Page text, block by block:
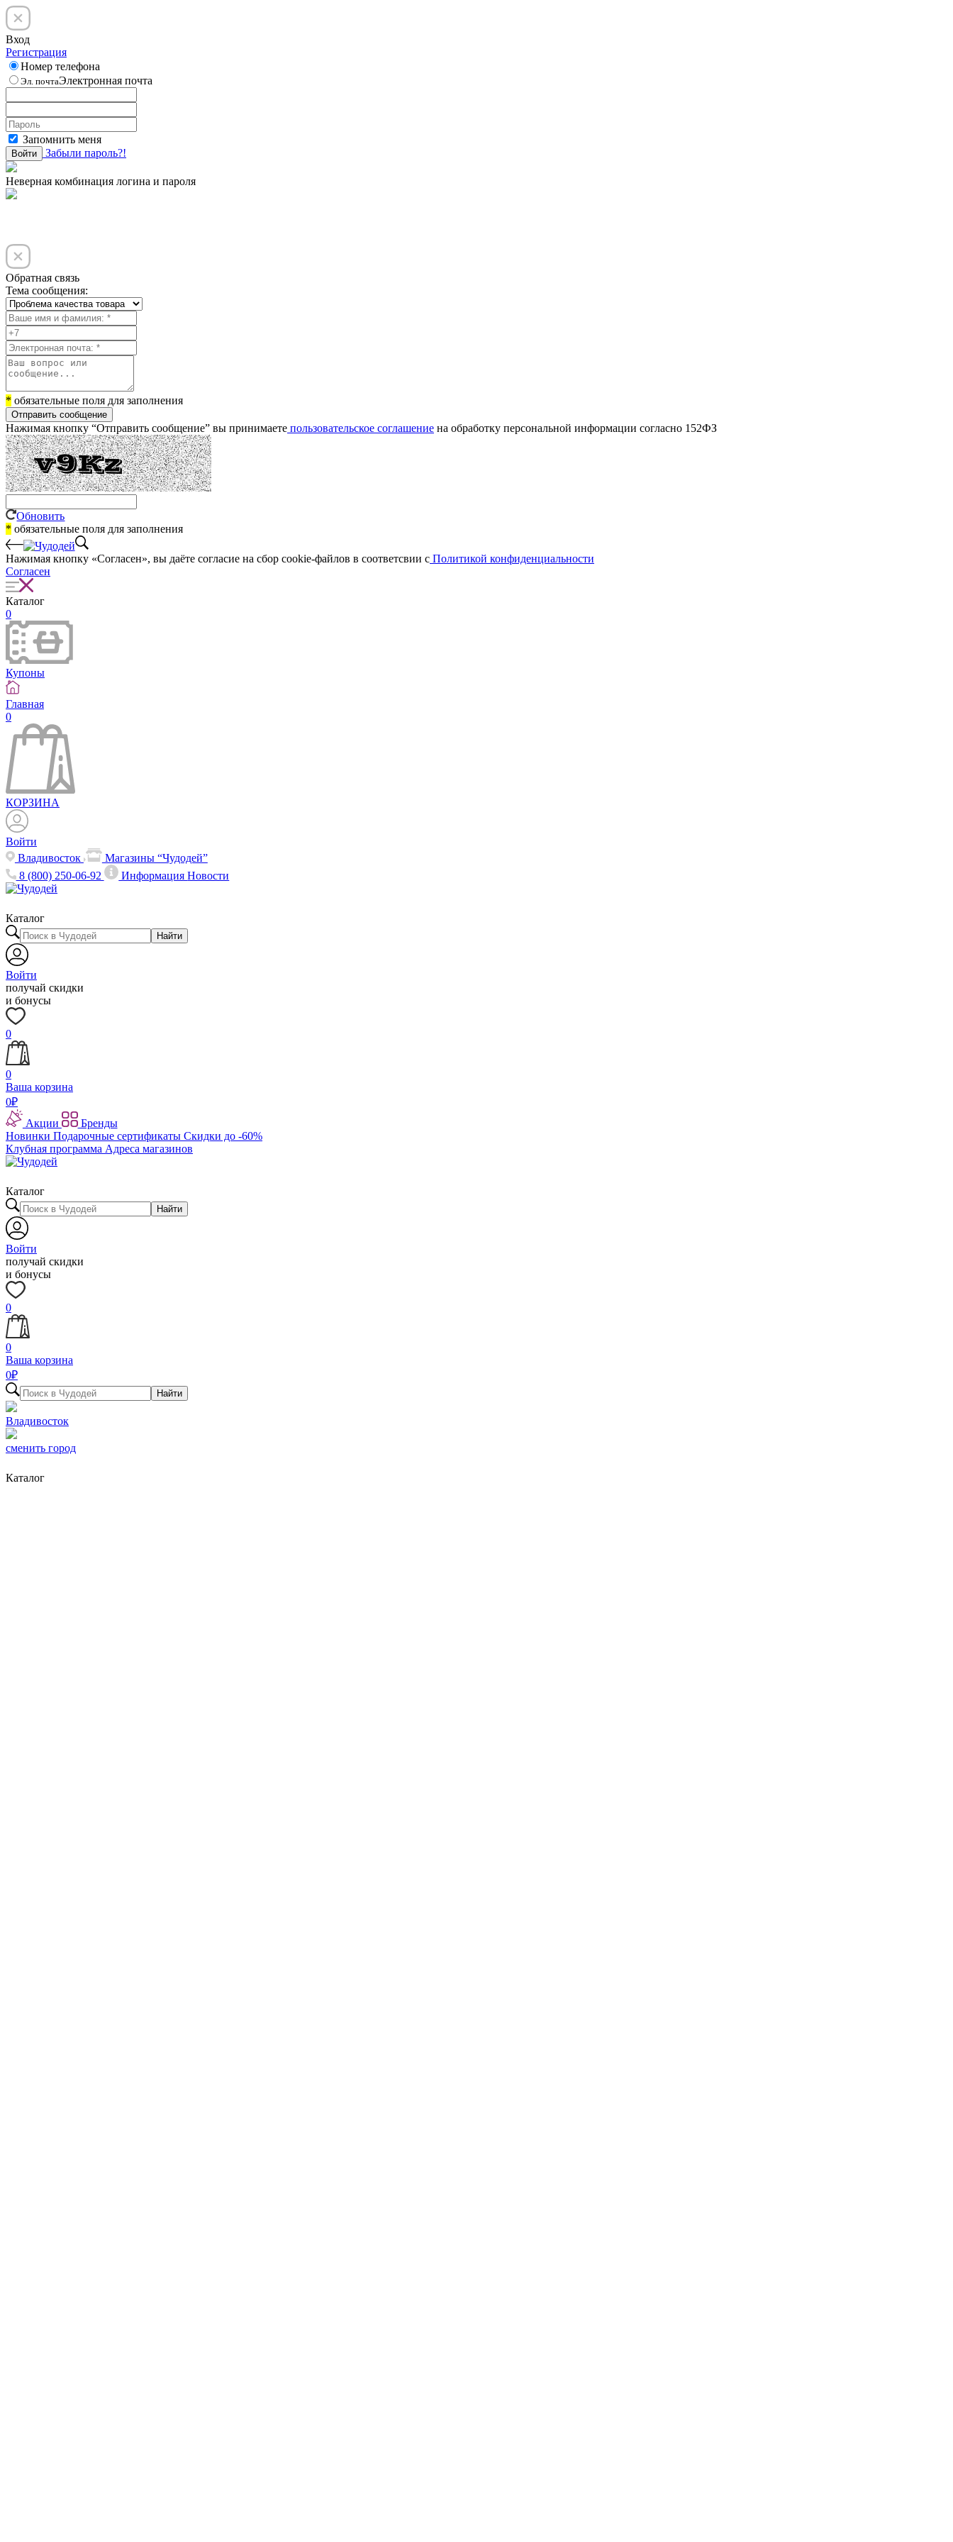
Вход
Регистрация
Номер телефона
Эл. почтаЭлектронная почта
Запомнить меня
Войти Забыли пароль?!
Неверная комбинация логина и пароля
Обратная связь
Тема сообщения:
* обязательные поля для заполнения
Отправить сообщение
Нажимая кнопку “Отправить сообщение” вы принимаете пользовательское соглашение на обработку персональной информации согласно 152ФЗ
Обновить
* обязательные поля для заполнения
Нажимая кнопку «Согласен», вы даёте cогласие на сбор cookie-файлов в соответсвии с Политикой конфиденциальности
Согласен
Каталог
0
Купоны
Главная
0
КОРЗИНА
Войти
Владивосток
Магазины “Чудодей”
8 (800) 250-06-92
ИнформацияНовости
Каталог
Найти
Войти
получай скидки
и бонусы
0
0
Ваша корзина
0₽
Акции
Бренды
Новинки Подарочные сертификаты Скидки до -60%
Клубная программа Адреса магазинов
Каталог
Найти
Войти
получай скидки
и бонусы
0
0
Ваша корзина
0₽
Найти
Владивосток
сменить город
Каталог